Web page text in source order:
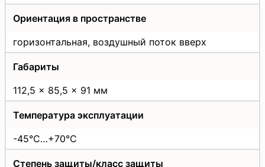
Ориентация в пространстве
горизонтальная, воздушный поток вверх
Габариты
112,5 x 85,5 x 91 мм
Температура эксплуатации
-45°C…+70°C
Степень защиты/класс защиты